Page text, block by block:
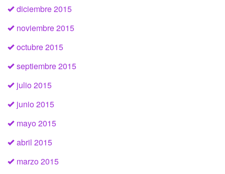
diciembre 2015
noviembre 2015
octubre 2015
septiembre 2015
julio 2015
junio 2015
mayo 2015
abril 2015
marzo 2015